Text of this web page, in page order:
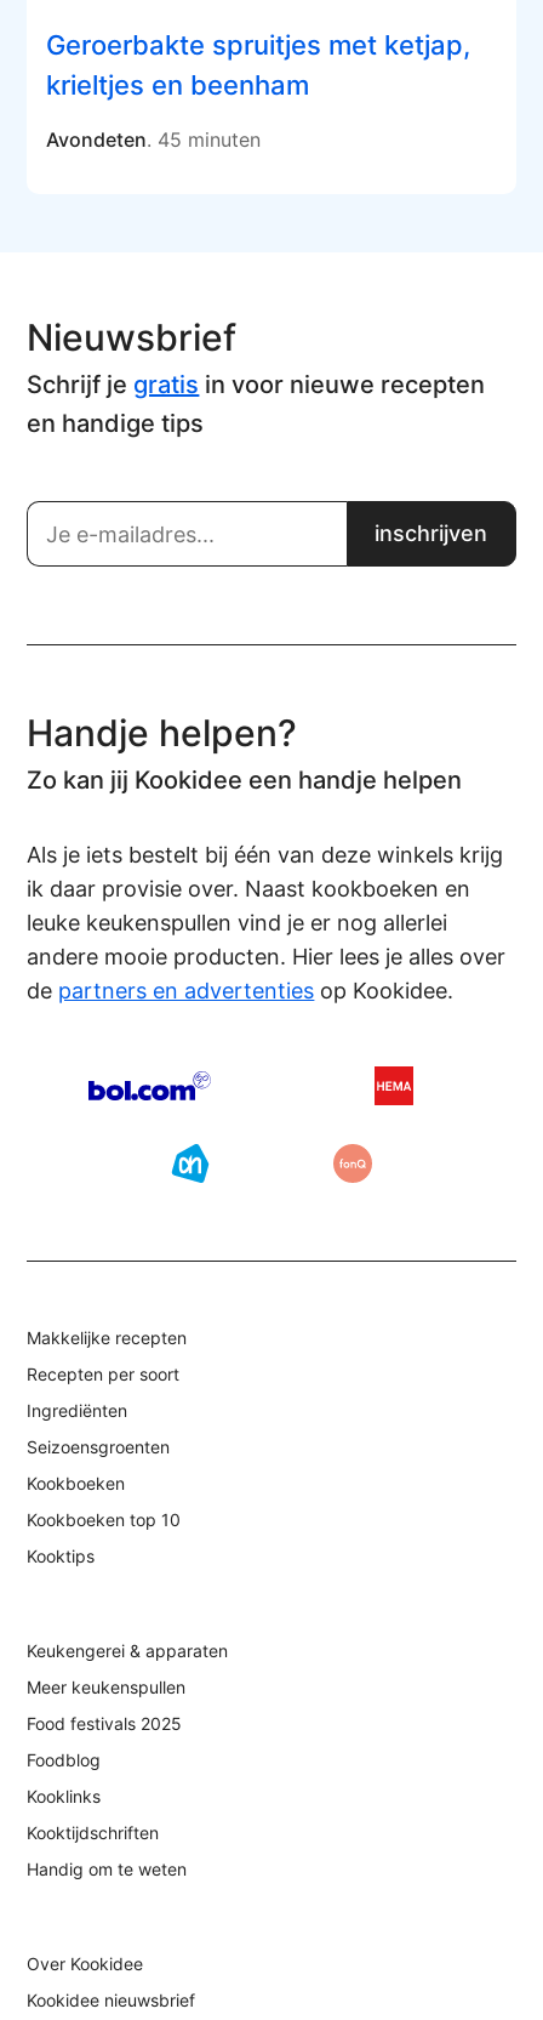
Geroerbakte spruitjes met ketjap,
krieltjes en beenham
Avondeten. 45 minuten
Nieuwsbrief
Schrijf je gratis in voor nieuwe recepten
en handige tips
Handje helpen?
Zo kan jij Kookidee een handje helpen
Als je iets bestelt bij één van deze winkels krijg
ik daar provisie over. Naast kookboeken en
leuke keukenspullen vind je er nog allerlei
andere mooie producten. Hier lees je alles over
de partners en advertenties op Kookidee.
Makkelijke recepten
Recepten per soort
Ingrediënten
Seizoensgroenten
Kookboeken
Kookboeken top 10
Kooktips
Keukengerei & apparaten
Meer keukenspullen
Food festivals 2025
Foodblog
Kooklinks
Kooktijdschriften
Handig om te weten
Over Kookidee
Kookidee nieuwsbrief